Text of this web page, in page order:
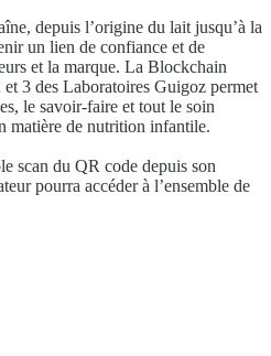
depuis l’origine du lait jusqu’à la
un lien de confiance et de
et la marque. La Blockchain
3 des Laboratoires Guigoz permet
le savoir-faire et tout le soin
matière de nutrition infantile.
scan du QR code depuis son
pourra accéder à l’ensemble de